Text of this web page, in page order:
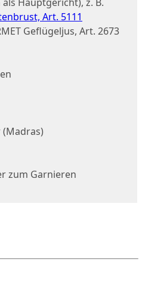
Art. 5111
Geflügeljus, Art. 2673
zum Garnieren